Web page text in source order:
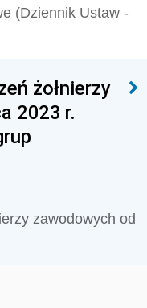
(Dziennik Ustaw -
żołnierzy
2023 r.
zawodowych od